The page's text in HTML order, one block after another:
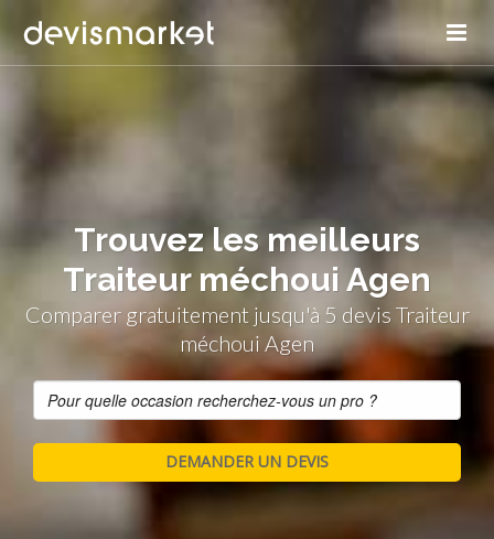
Trouvez les meilleurs
Traiteur méchoui Agen
Comparer gratuitement jusqu'à 5 devis Traiteur
méchoui Agen